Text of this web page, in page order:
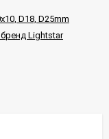
D18, D25mm
Lightstar